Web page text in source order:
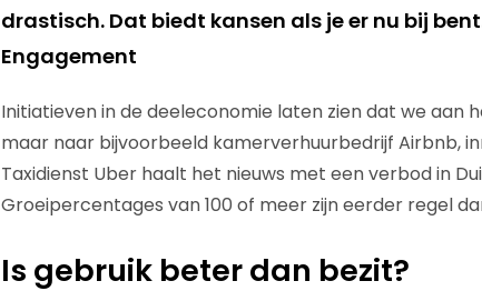
drastisch. Dat biedt kansen als je er nu bij
Engagement
Initiatieven in de deeleconomie laten zien dat we aan
maar naar bijvoorbeeld kamerverhuurbedrijf Airbnb,
Taxidienst Uber haalt het nieuws met een verbod in
Groeipercentages van 100 of meer zijn eerder regel
Is gebruik beter dan bezit?